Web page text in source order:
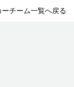
チーム一覧へ戻る